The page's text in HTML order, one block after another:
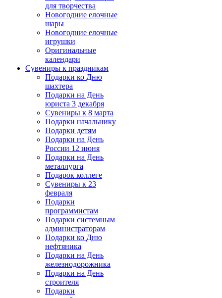
для творчества
Новогодние елочные
шары
Новогодние елочные
игрушки
Оригинальные
календари
Сувениры к праздникам
Подарки ко Дню
шахтера
Подарки на День
юриста 3 декабря
Сувениры к 8 марта
Подарки начальнику
Подарки детям
Подарки на День
России 12 июня
Подарки на День
металлурга
Подарок коллеге
Сувениры к 23
февраля
Подарки
программистам
Подарки системным
администраторам
Подарки ко Дню
нефтяника
Подарки на День
железнодорожника
Подарки на День
строителя
Подарки